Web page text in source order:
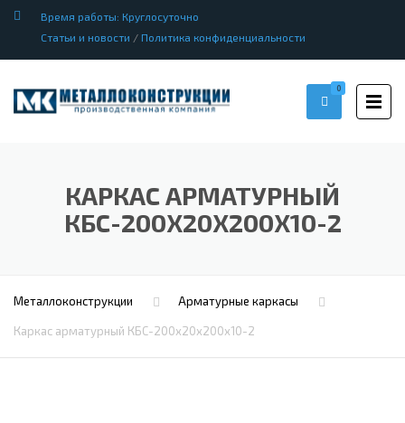
Время работы: Круглосуточно
Статьи и новости / Политика конфиденциальности
0
КАРКАС АРМАТУРНЫЙ
КБС-200Х20Х200Х10-2
Металлоконструкции Арматурные каркасы
Каркас арматурный КБС-200х20х200х10-2